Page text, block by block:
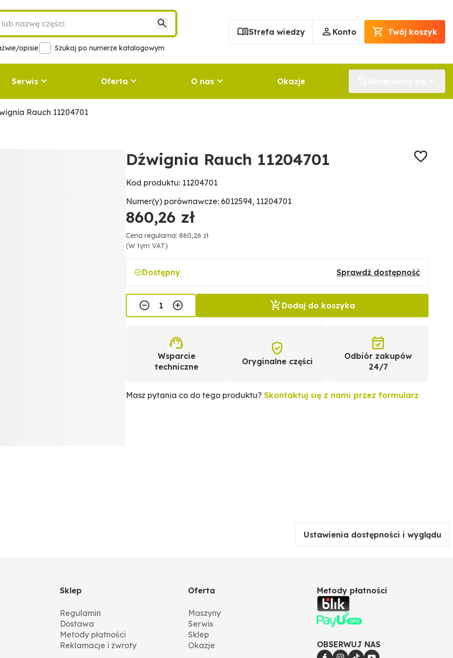
opisie Szukaj po numerze katalogowym
Strefa wiedzy Konto Twój koszyk
Serwis Oferta O nas Okazje
Rauch 11204701
Dźwignia Rauch 11204701
Kod produktu: 11204701
Numer(y) porównawcze: 6012594, 11204701
860,26 zł
Cena regularna: 860,26 zł
(W tym VAT)
Dostępny Sprawdź dostępność
Dodaj do koszyka
Wsparcie
techniczne
Oryginalne części
Odbiór zakupów
24/7
Masz pytania co do tego produktu? Skontaktuj się z nami przez formularz
Ustawienia dostępności i wyglądu
Sklep
Regulamin
Dostawa
Metody płatności
Reklamacje i zwroty
Oferta
Maszyny
Serwis
Sklep
Okazje
Metody płatności
OBSERWUJ NAS